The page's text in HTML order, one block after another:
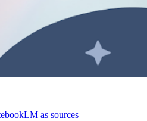
as sources